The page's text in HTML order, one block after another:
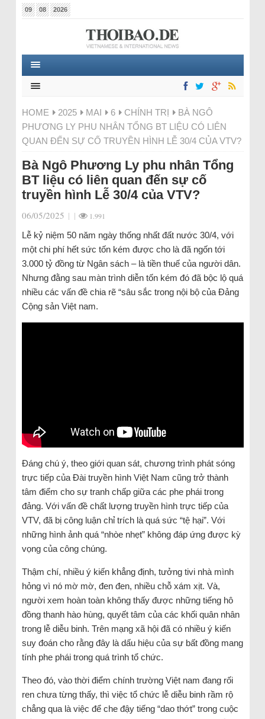
09 08 2026
HOME 2025 MAI 6 CHÍNH TRỊ
BÀ NGÔ
PHƯƠNG LY PHU NHÂN TỔNG BT LIỆU CÓ LIÊN
QUAN ĐẾN SỰ CỐ TRUYỀN HÌNH LỄ 30/4 CỦA VTV?
Bà Ngô Phương Ly phu nhân Tổng
BT liệu có liên quan đến sự cố
truyền hình Lễ 30/4 của VTV?
06/05/2025 | | 1.991
Lễ kỷ niệm 50 năm ngày thống nhất đất nước 30/4, với
một chi phí hết sức tốn kém được cho là đã ngốn tới
3.000 tỷ đồng từ Ngân sách – là tiền thuế của người dân.
Nhưng đằng sau màn trình diễn tốn kém đó đã bộc lộ quá
nhiều các vấn đề chia rẽ “sâu sắc trong nội bộ của Đảng
Cộng sản Việt nam.
Đáng chú ý, theo giới quan sát, chương trình phát sóng
trực tiếp của Đài truyền hình Việt Nam cũng trở thành
tâm điểm cho sự tranh chấp giữa các phe phái trong
đảng. Với vấn đề chất lượng truyền hình trực tiếp của
VTV, đã bị công luận chỉ trích là quá sức “tệ hại”. Với
những hình ảnh quá “nhòe nhẹt” không đáp ứng được kỳ
vọng của công chúng.
Thậm chí, nhiều ý kiến khẳng định, tưởng tivi nhà mình
hỏng vì nó mờ mờ, đen đen, nhiều chỗ xám xịt. Và,
người xem hoàn toàn không thấy được những tiếng hô
đồng thanh hào hùng, quyết tâm của các khối quân nhân
trong lễ diễu binh. Trên mạng xã hội đã có nhiều ý kiến
suy đoán cho rằng đây là dấu hiệu của sự bất đồng mang
tính phe phái trong quá trình tổ chức.
Theo đó, vào thời điểm chính trường Việt nam đang rối
ren chưa từng thấy, thì việc tổ chức lễ diễu binh rầm rộ
chẳng qua là việc để che đậy tiếng “dao thớt” trong cuộc